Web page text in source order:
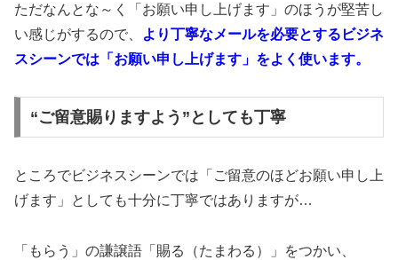
ただなんとな～く「お願い申し上げます」のほうが堅苦し
い感じがするので、
より丁寧なメールを必要とするビジネ
スシーンでは「お願い申し上げます」をよく使います。
“ご留意賜りますよう”としても丁寧
ところでビジネスシーンでは「ご留意のほどお願い申し上
げます」としても十分に丁寧ではありますが…
「もらう」の謙譲語「賜る（たまわる）」をつかい、